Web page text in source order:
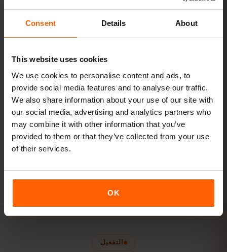
Consent Details About
This website uses cookies
We use cookies to personalise content and ads, to
provide social media features and to analyse our traffic.
We also share information about your use of our site with
our social media, advertising and analytics partners who
may combine it with other information that you’ve
provided to them or that they’ve collected from your use
of their services.
OK
عرض الباقات
الجهاز اللوحي.
نُوصي بـ+20 GB أو غير محدود
عرض الباقات
التفعيل